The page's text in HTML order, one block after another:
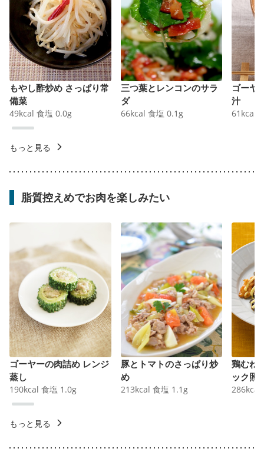
もやし酢炒め さっぱり常
備菜
49kcal 食塩 0.0g
三つ葉とレンコンのサラ
ダ
66kcal 食塩 0.1 g
ゴーヤ
汁
61 kcal
もっと見る
脂質控えめでお肉を楽しみたい
ゴーヤーの肉詰め レンジ
蒸し
190kcal 食塩 1.0g
豚とトマトのさっぱり炒
め
213kcal 食塩 1.1 g
鶏むね
ック照
286kcal
もっと見る